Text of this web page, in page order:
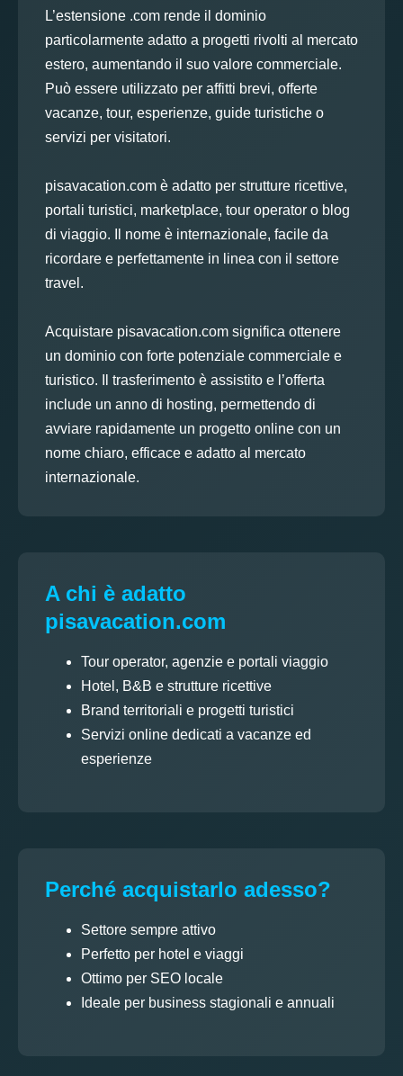
L’estensione .com rende il dominio
particolarmente adatto a progetti rivolti al mercato
estero, aumentando il suo valore commerciale.
Può essere utilizzato per affitti brevi, offerte
vacanze, tour, esperienze, guide turistiche o
servizi per visitatori.
pisavacation.com è adatto per strutture ricettive,
portali turistici, marketplace, tour operator o blog
di viaggio. Il nome è internazionale, facile da
ricordare e perfettamente in linea con il settore
travel.
Acquistare pisavacation.com significa ottenere
un dominio con forte potenziale commerciale e
turistico. Il trasferimento è assistito e l’offerta
include un anno di hosting, permettendo di
avviare rapidamente un progetto online con un
nome chiaro, efficace e adatto al mercato
internazionale.
A chi è adatto
pisavacation.com
Tour operator, agenzie e portali viaggio
Hotel, B&B e strutture ricettive
Brand territoriali e progetti turistici
Servizi online dedicati a vacanze ed
esperienze
Perché acquistarlo adesso?
Settore sempre attivo
Perfetto per hotel e viaggi
Ottimo per SEO locale
Ideale per business stagionali e annuali